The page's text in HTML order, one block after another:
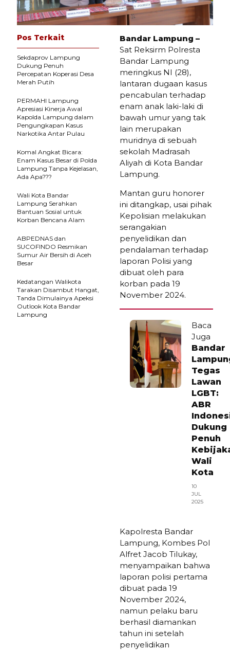
Bandar Lampung –
Sat Reksirm Polresta
Bandar Lampung
meringkus NI (28),
lantaran dugaan kasus
pencabulan terhadap
enam anak laki-laki di
bawah umur yang tak
lain merupakan
muridnya di sebuah
sekolah Madrasah
Aliyah di Kota Bandar
Lampung.
Mantan guru honorer
ini ditangkap, usai pihak
Kepolisian melakukan
serangakian
penyelidikan dan
pendalaman terhadap
laporan Polisi yang
dibuat oleh para
korban pada 19
November 2024.
Baca
Juga
Bandar
Tegas
Lawan
LGBT:
ABR
Dukung
Penuh
Wali
Kota
10
JUL
2025
Kapolresta Bandar
Lampung, Kombes Pol
Alfret Jacob Tilukay,
menyampaikan bahwa
laporan polisi pertama
dibuat pada 19
November 2024,
namun pelaku baru
berhasil diamankan
tahun ini setelah
penyelidikan
Pos Terkait
Sekdaprov Lampung
Dukung Penuh
Percepatan Koperasi Desa
Merah Putih
PERMAHI Lampung
Apresiasi Kinerja Awal
Kapolda Lampung dalam
Pengungkapan Kasus
Narkotika Antar Pulau
Komal Angkat Bicara:
Enam Kasus Besar di Polda
Lampung Tanpa Kejelasan,
Ada Apa???
Wali Kota Bandar
Lampung Serahkan
Bantuan Sosial untuk
Korban Bencana Alam
ABPEDNAS dan
SUCOFINDO Resmikan
Sumur Air Bersih di Aceh
Besar
Kedatangan Walikota
Tarakan Disambut Hangat,
Tanda Dimulainya Apeksi
Outlook Kota Bandar
Lampung